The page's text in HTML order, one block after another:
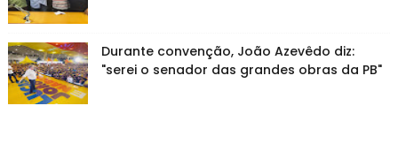
Durante convenção, João Azevêdo diz:
"serei o senador das grandes obras da PB"